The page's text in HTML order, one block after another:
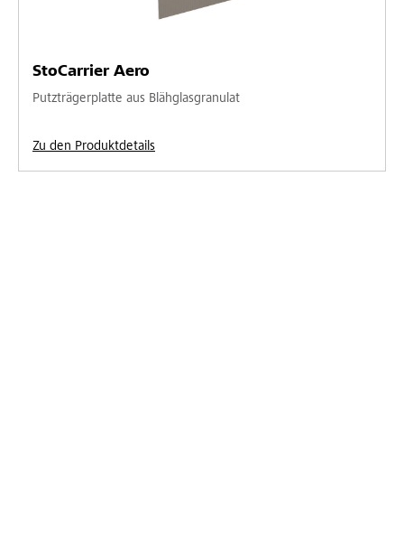
StoCarrier Aero
Putzträgerplatte aus Blähglasgranulat
Zu den Produktdetails